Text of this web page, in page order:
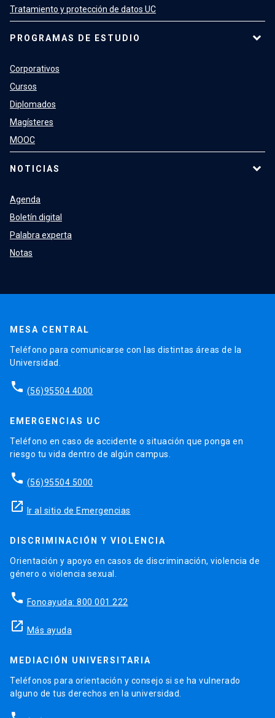
Tratamiento y protección de datos UC
PROGRAMAS DE ESTUDIO
Corporativos
Cursos
Diplomados
Magísteres
MOOC
NOTICIAS
Agenda
Boletín digital
Palabra experta
Notas
MESA CENTRAL
Teléfono para comunicarse con las distintas áreas de la
Universidad.
phone (56)95504 4000
EMERGENCIAS UC
Teléfono en caso de accidente o situación que ponga en
riesgo tu vida dentro de algún campus.
phone (56)95504 5000
launch Ir al sitio de Emergencias
DISCRIMINACIÓN Y VIOLENCIA
Orientación y apoyo en casos de discriminación, violencia de
género o violencia sexual.
phone Fonoayuda: 800 001 222
launch Más ayuda
MEDIACIÓN UNIVERSITARIA
Teléfonos para orientación y consejo si se ha vulnerado
alguno de tus derechos en la universidad.